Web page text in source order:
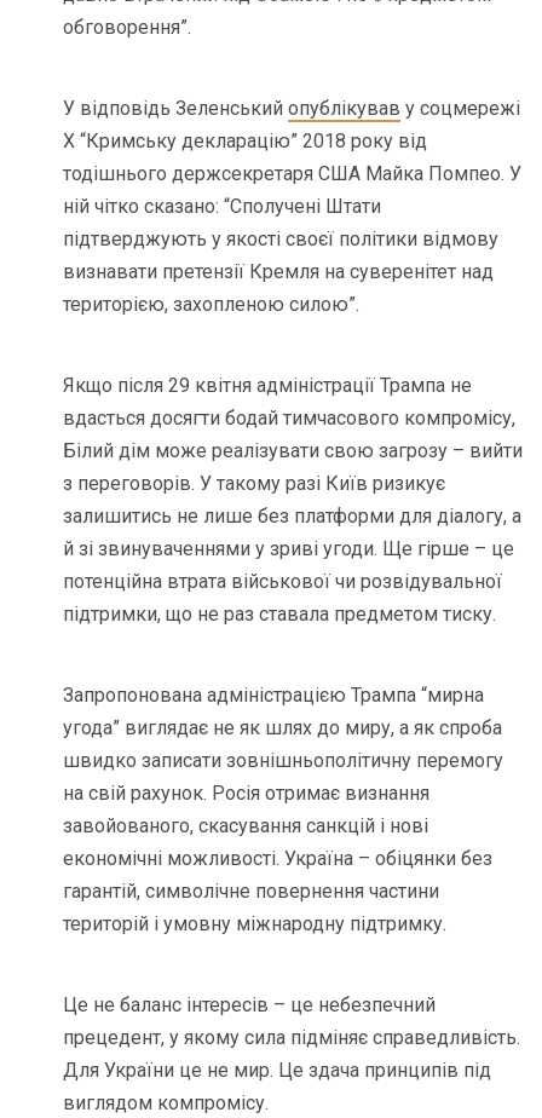
обговорення”.
У відповідь Зеленськийопублікував у соцмережі
Х “Кримську декларацію” 2018 року від
тодішнього держсекретаря США Майка Помпео. У
ній чітко сказано: “Сполучені Штати
підтверджують у якості своєї політики відмову
визнавати претензії Кремля на суверенітет над
територією, захопленою силою”.
Якщо після 29 квітня адміністрації Трампа не
вдасться досягти бодай тимчасового компромісу,
Білий дім може реалізувати свою загрозу – вийти
з переговорів. У такому разі Київ ризикує
залишитись не лише без платформи для діалогу, а
й зі звинуваченнями у зриві угоди. Ще гірше – це
потенційна втрата військової чи розвідувальної
підтримки, що не раз ставала предметом тиску.
Запропонована адміністрацією Трампа “мирна
угода” виглядає не як шлях до миру, а як спроба
швидко записати зовнішньополітичну перемогу
на свій рахунок. Росія отримає визнання
завойованого, скасування санкцій і нові
економічні можливості. Україна – обіцянки без
гарантій, символічне повернення частини
територій і умовну міжнародну підтримку.
Це не баланс інтересів – це небезпечний
прецедент, у якому сила підміняє справедливість.
Для України це не мир. Це здача принципів під
виглядом компромісу.